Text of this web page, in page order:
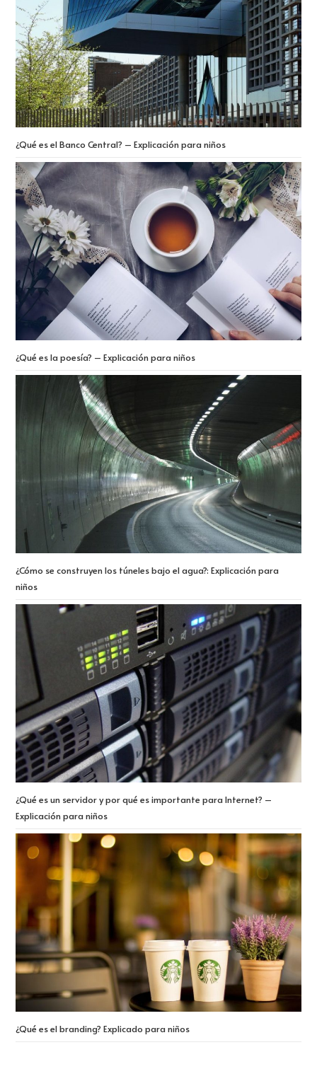
¿Qué es el Banco Central? – Explicación para niños
¿Qué es la poesía? – Explicación para niños
¿Cómo se construyen los túneles bajo el agua?: Explicación para
niños
¿Qué es un servidor y por qué es importante para Internet? –
Explicación para niños
¿Qué es el branding? Explicado para niños